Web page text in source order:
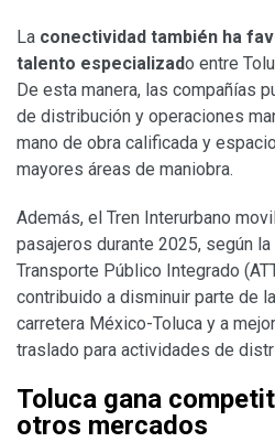
La conectividad también ha
talento especializado entre
De esta manera, las compañías
de distribución y operaciones
mano de obra calificada y
mayores áreas de maniobra.
Además, el Tren Interurbano
pasajeros durante 2025, según
Transporte Público Integrado
contribuido a disminuir parte de
carretera México-Toluca y a
traslado para actividades de
Toluca gana
otros mercados